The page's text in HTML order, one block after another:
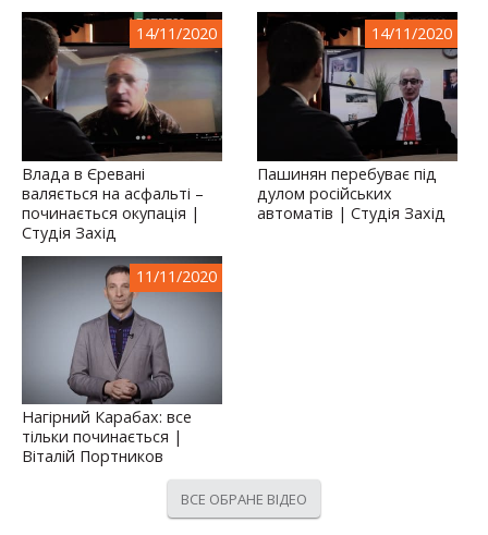
14/11/2020
Влада в Єревані
валяється на асфальті –
починається окупація |
Студія Захід
14/11/2020
Пашинян перебуває під
дулом російських
автоматів | Студія Захід
11/11/2020
Нагірний Карабах: все
тільки починається |
Віталій Портников
ВСЕ ОБРАНЕ ВІДЕО